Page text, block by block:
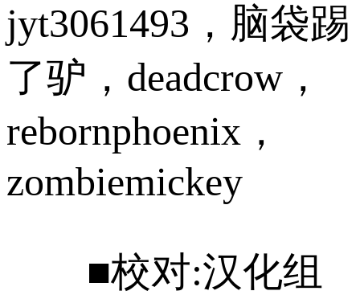
jyt3061493，脑袋踢
了驴，deadcrow，
rebornphoenix，
zombiemickey
■校对:汉化组